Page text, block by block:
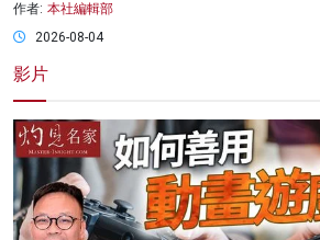
作者: 本社編輯部
2026-08-04
影片